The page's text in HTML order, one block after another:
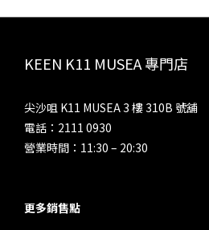
KEEN K11 MUSEA 專門店
尖沙咀 K11 MUSEA 3 樓 310B 號舖
電話：2111 0930
營業時間：11:30 – 20:30
更多銷售點